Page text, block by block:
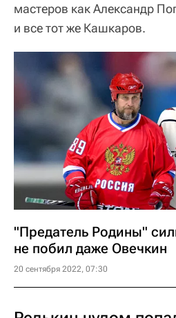
мастеров как Александр
и все тот же Кашкаров.
"Предатель Родины"
не побил даже Овечкин
20 сентября 2022, 07:30